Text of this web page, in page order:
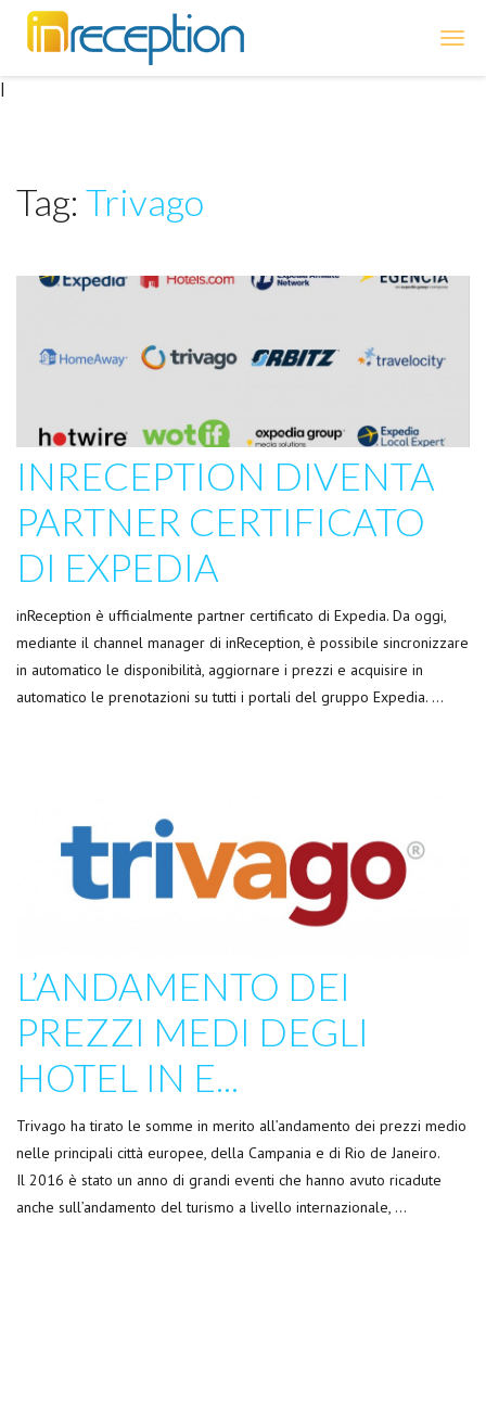
|
Tag: Trivago
INRECEPTION DIVENTA
PARTNER CERTIFICATO
DI EXPEDIA
inReception è ufficialmente partner certificato di Expedia. Da oggi,
mediante il channel manager di inReception, è possibile sincronizzare
in automatico le disponibilità, aggiornare i prezzi e acquisire in
automatico le prenotazioni su tutti i portali del gruppo Expedia. …
L’ANDAMENTO DEI
PREZZI MEDI DEGLI
HOTEL IN E...
Trivago ha tirato le somme in merito all’andamento dei prezzi medio
nelle principali città europee, della Campania e di Rio de Janeiro.
Il 2016 è stato un anno di grandi eventi che hanno avuto ricadute
anche sull’andamento del turismo a livello internazionale, …